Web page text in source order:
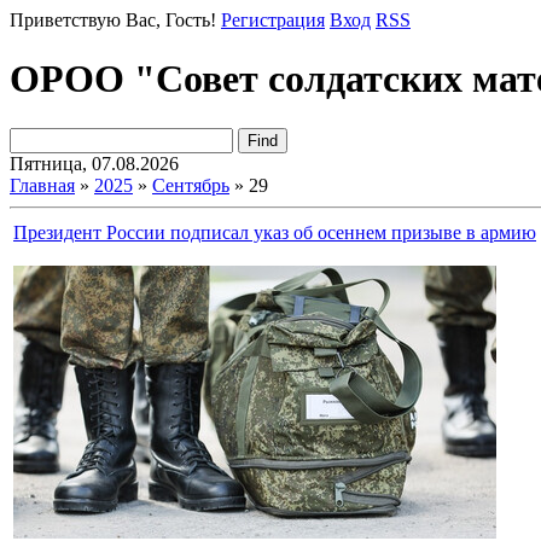
Приветствую Вас, Гость! Регистрация Вход RSS
ОРОО "Совет солдатских
Пятница, 07.08.2026
Главная » 2025 » Сентябрь » 29
Президент России подписал указ об осеннем призыве в армию